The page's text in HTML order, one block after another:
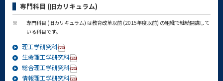
専門科目 (旧カリキュラム)
※
専門科目 (旧カリキュラム) は教育改革以前 (2015年度以前) の組織で継続開講して
いる科目です。
理工学研究科
生命理工学研究科
総合理工学研究科
情報理工学研究科